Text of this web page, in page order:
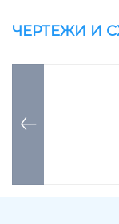
ЧЕРТЕЖИ И